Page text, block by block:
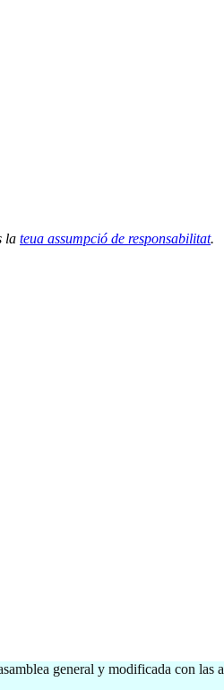
la teua assumpció de responsabilitat.
general y modificada con las